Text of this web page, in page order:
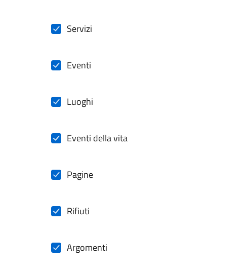
Servizi
Eventi
Luoghi
Eventi della vita
Pagine
Rifiuti
Argomenti